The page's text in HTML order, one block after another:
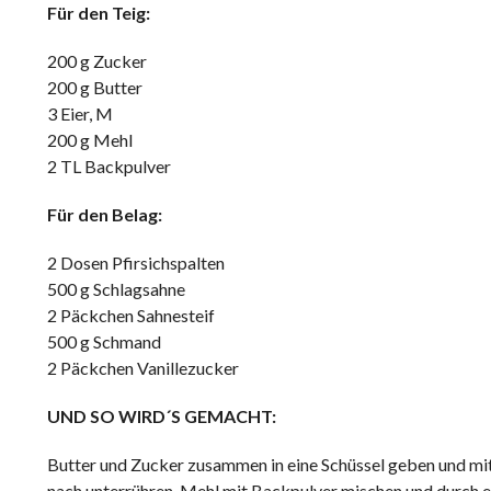
Für den Teig:
200 g Zucker
200 g Butter
3 Eier, M
200 g Mehl
2 TL Backpulver
Für den Belag:
2 Dosen Pfirsichspalten
500 g Schlagsahne
2 Päckchen Sahnesteif
500 g Schmand
2 Päckchen Vanillezucker
UND SO WIRD´S GEMACHT:
Butter und Zucker zusammen in eine Schüssel geben und